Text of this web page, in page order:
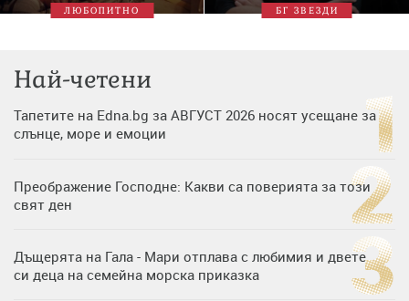
ЛЮБОПИТНО БГ ЗВЕЗДИ
Най-четени
Тапетите на Edna.bg за АВГУСТ 2026 носят усещане за
слънце, море и емоции
Преображение Господне: Какви са поверията за този
свят ден
Дъщерята на Гала - Мари отплава с любимия и двете
си деца на семейна морска приказка